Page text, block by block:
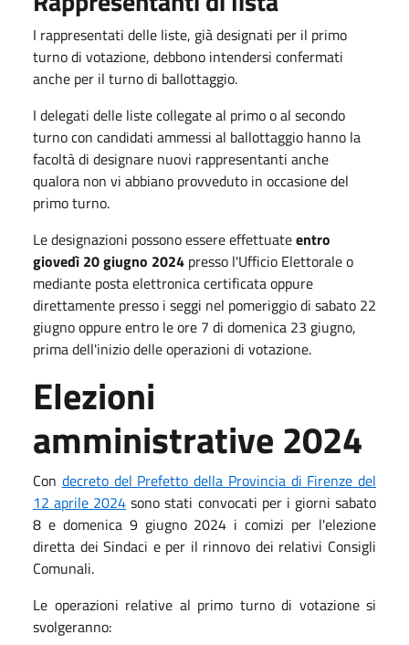
I rappresentati delle liste, già designati per il primo
turno di votazione, debbono intendersi confermati
anche per il turno di ballottaggio.
I delegati delle liste collegate al primo o al secondo
turno con candidati ammessi al ballottaggio hanno la
facoltà di designare nuovi rappresentanti anche
qualora non vi abbiano provveduto in occasione del
primo turno.
Le designazioni possono essere effettuateentro
giovedì 20 giugno 2024 presso l'Ufficio Elettorale o
mediante posta elettronica certificata oppure
direttamente presso i seggi nel pomeriggio di sabato 22
giugno oppure entro le ore 7 di domenica 23 giugno,
prima dell'inizio delle operazioni di votazione.
Elezioni
amministrative 2024
Con decreto del Prefetto della Provincia di Firenze del
12 aprile 2024 sono stati convocati per i giorni sabato
8 e domenica 9 giugno 2024 i comizi per l'elezione
diretta dei Sindaci e per il rinnovo dei relativi Consigli
Comunali.
Le operazioni relative al primo turno di votazione si
svolgeranno: